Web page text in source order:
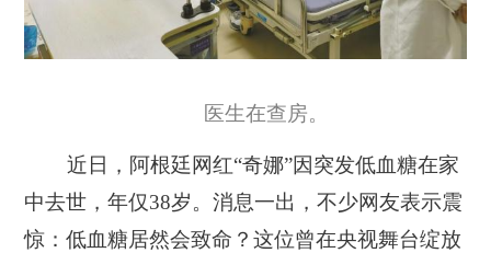
医生在查房。
近日，阿根廷网红“奇娜”因突发低血糖在家
中去世，年仅38岁。消息一出，不少网友表示震
惊：低血糖居然会致命？这位曾在央视舞台绽放